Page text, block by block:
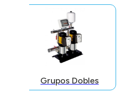
Grupos Dobles